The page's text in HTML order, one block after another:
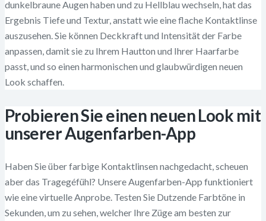
dunkelbraune Augen haben und zu Hellblau wechseln, hat das
Ergebnis Tiefe und Textur, anstatt wie eine flache Kontaktlinse
auszusehen. Sie können Deckkraft und Intensität der Farbe
anpassen, damit sie zu Ihrem Hautton und Ihrer Haarfarbe
passt, und so einen harmonischen und glaubwürdigen neuen
Look schaffen.
Probieren Sie einen neuen Look mit
unserer Augenfarben-App
Haben Sie über farbige Kontaktlinsen nachgedacht, scheuen
aber das Tragegéfühl? Unsere Augenfarben-App funktioniert
wie eine virtuelle Anprobe. Testen Sie Dutzende Farbtöne in
Sekunden, um zu sehen, welcher Ihre Züge am besten zur